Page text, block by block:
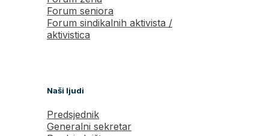
Forum seniora
Forum sindikalnih aktivista /
aktivistica
Naši ljudi
Predsjednik
Generalni sekretar